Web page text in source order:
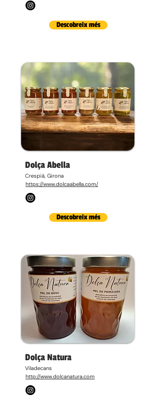
Descobreix més
Dolça Abella
Crespià, Girona
https://www.dolcaabella.com/
Descobreix més
Dolça Natura
Viladecans
http://www.dolcanatura.com